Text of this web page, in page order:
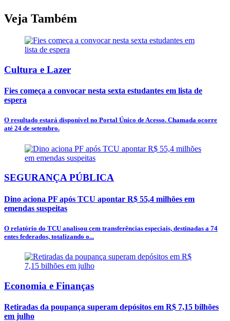
Veja Também
Cultura e Lazer
Fies começa a convocar nesta sexta estudantes em lista de
espera
O resultado estará disponível no Portal Único de Acesso. Chamada ocorre
até 24 de setembro.
SEGURANÇA PÚBLICA
Dino aciona PF após TCU apontar R$ 55,4 milhões em
emendas suspeitas
O relatório do TCU analisou cem transferências especiais, destinadas a 74
entes federados, totalizando o...
Economia e Finanças
Retiradas da poupança superam depósitos em R$ 7,15 bilhões
em julho